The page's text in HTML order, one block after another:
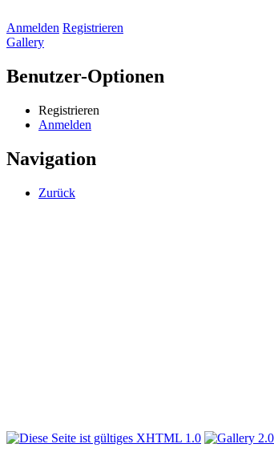
Anmelden Registrieren
Gallery
Benutzer-Optionen
Registrieren
Anmelden
Navigation
Zurück